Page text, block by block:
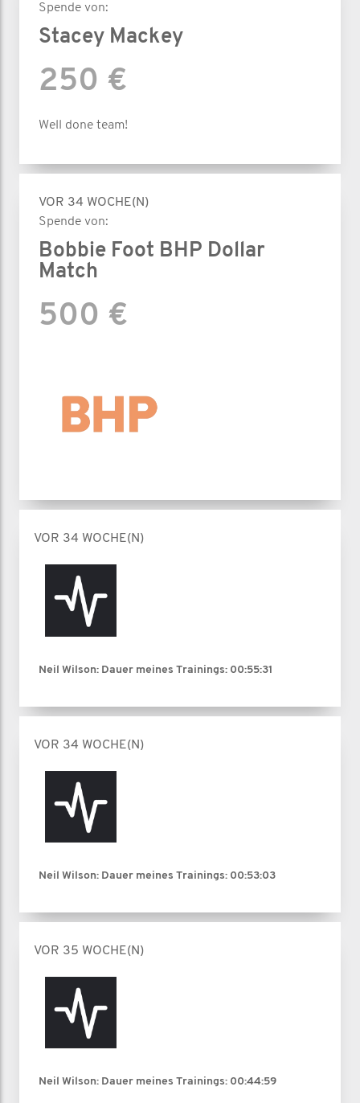
Spende von:
Stacey Mackey
250 €
Well done team!
VOR 34 WOCHE(N)
Spende von:
Bobbie Foot BHP Dollar
Match
500 €
VOR 34 WOCHE(N)
Neil Wilson: Dauer meines Trainings: 00:55:31
VOR 34 WOCHE(N)
Neil Wilson: Dauer meines Trainings: 00:53:03
VOR 35 WOCHE(N)
Neil Wilson: Dauer meines Trainings: 00:44:59